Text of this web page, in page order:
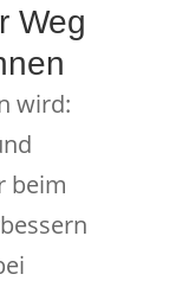
Weg
wird:
beim